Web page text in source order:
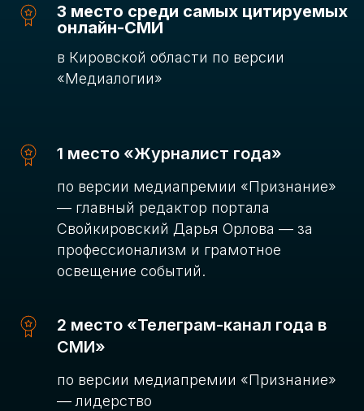
3 место среди самых цитируемых
онлайн-СМИ
в Кировской области по версии
«Медиалогии»
1 место «Журналист года»
по версии медиапремии «Признание»
— главный редактор портала
Свойкировский Дарья Орлова — за
профессионализм и грамотное
освещение событий.
2 место «Телеграм-канал года в
СМИ»
по версии медиапремии «Признание»
— лидерство